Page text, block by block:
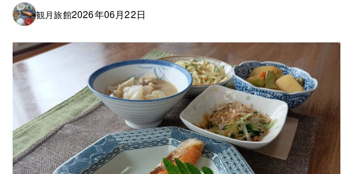
観月旅館2026年06月22日